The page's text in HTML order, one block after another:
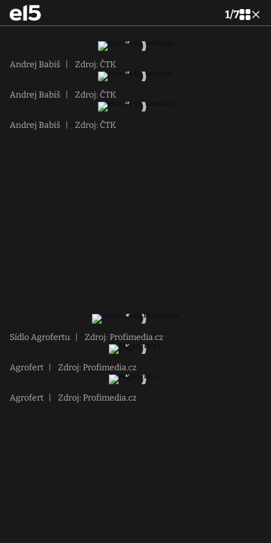
1/7
Andrej Babiš Zdroj: ČTK
Andrej Babiš Zdroj: ČTK
Andrej Babiš Zdroj: ČTK
Sídlo Agrofertu Zdroj: Profimedia.cz
Agrofert Zdroj: Profimedia.cz
Agrofert Zdroj: Profimedia.cz